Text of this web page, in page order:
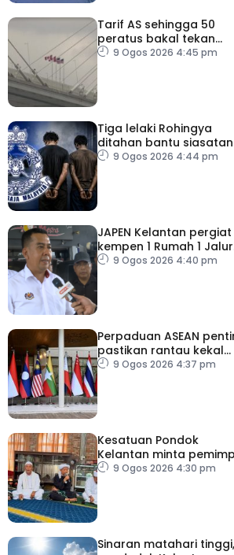
Tarif AS sehingga 50
peratus bakal tekan
pengguna, perniagaan
9 Ogos 2026 4:45 pm
Tiga lelaki Rohingya
ditahan bantu siasatan
rogol wanita OKU
9 Ogos 2026 4:44 pm
JAPEN Kelantan pergiat
kempen 1 Rumah 1 Jalur
Gemilang (1R1JG)
9 Ogos 2026 4:40 pm
Perpaduan ASEAN
pastikan rantau kekal
aman, stabil
9 Ogos 2026 4:37 pm
Kesatuan Pondok
Kelantan minta
politik lebih berhemah
9 Ogos 2026 4:30 pm
Sinaran matahari tinggi,